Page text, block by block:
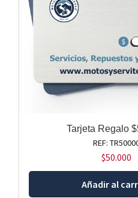
Tarjeta Regalo
REF:
$50.000
Añadir al